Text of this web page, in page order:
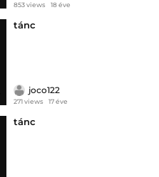
853 views 18 éve
tánc
joco122
271 views 17 éve
tánc